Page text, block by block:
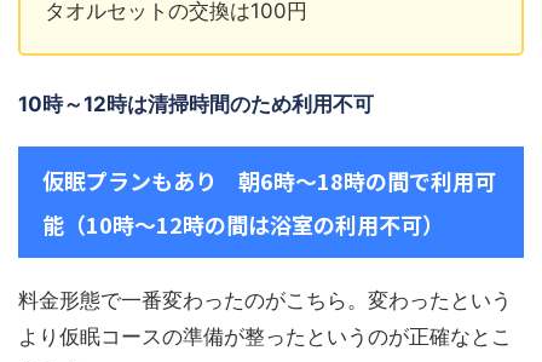
タオルセットの交換は100円
10時～12時は清掃時間のため利用不可
仮眠プランもあり 朝6時～18時の間で利用可
能（10時～12時の間は浴室の利用不可）
料金形態で一番変わったのがこちら。変わったという
より仮眠コースの準備が整ったというのが正確なとこ